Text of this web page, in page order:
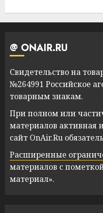
@ ONAIR.RU
Свидетельство на
№264991 Российское
товарным знакам.
При полном или
материалов активная
сайт OnAir.Ru
Расширенные
материалов с
материал».